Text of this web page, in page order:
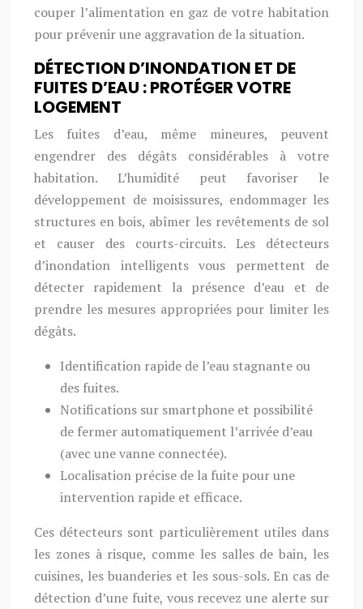
couper l’alimentation en gaz de votre habitation
pour prévenir une aggravation de la situation.
DÉTECTION D’INONDATION ET DE
FUITES D’EAU : PROTÉGER VOTRE
LOGEMENT
Les fuites d’eau, même mineures, peuvent
engendrer des dégâts considérables à votre
habitation. L’humidité peut favoriser le
développement de moisissures, endommager les
structures en bois, abîmer les revêtements de sol
et causer des courts-circuits. Les détecteurs
d’inondation intelligents vous permettent de
détecter rapidement la présence d’eau et de
prendre les mesures appropriées pour limiter les
dégâts.
Identification rapide de l’eau stagnante ou
des fuites.
Notifications sur smartphone et possibilité
de fermer automatiquement l’arrivée d’eau
(avec une vanne connectée).
Localisation précise de la fuite pour une
intervention rapide et efficace.
Ces détecteurs sont particulièrement utiles dans
les zones à risque, comme les salles de bain, les
cuisines, les buanderies et les sous-sols. En cas de
détection d’une fuite, vous recevez une alerte sur